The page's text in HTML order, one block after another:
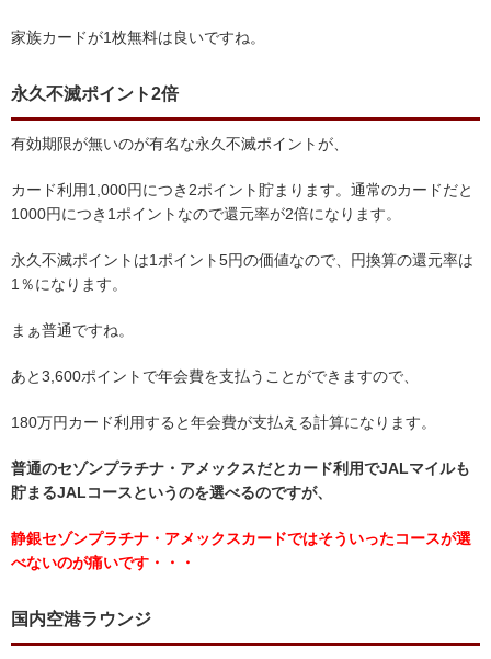
家族カードが1枚無料は良いですね。
永久不滅ポイント2倍
有効期限が無いのが有名な永久不滅ポイントが、
カード利用1,000円につき2ポイント貯まります。通常のカードだと
1000円につき1ポイントなので還元率が2倍になります。
永久不滅ポイントは1ポイント5円の価値なので、円換算の還元率は
1％になります。
まぁ普通ですね。
あと3,600ポイントで年会費を支払うことができますので、
180万円カード利用すると年会費が支払える計算になります。
普通のセゾンプラチナ・アメックスだとカード利用でJALマイルも
貯まるJALコースというのを選べるのですが、
静銀セゾンプラチナ・アメックスカードではそういったコースが選
べないのが痛いです・・・
国内空港ラウンジ